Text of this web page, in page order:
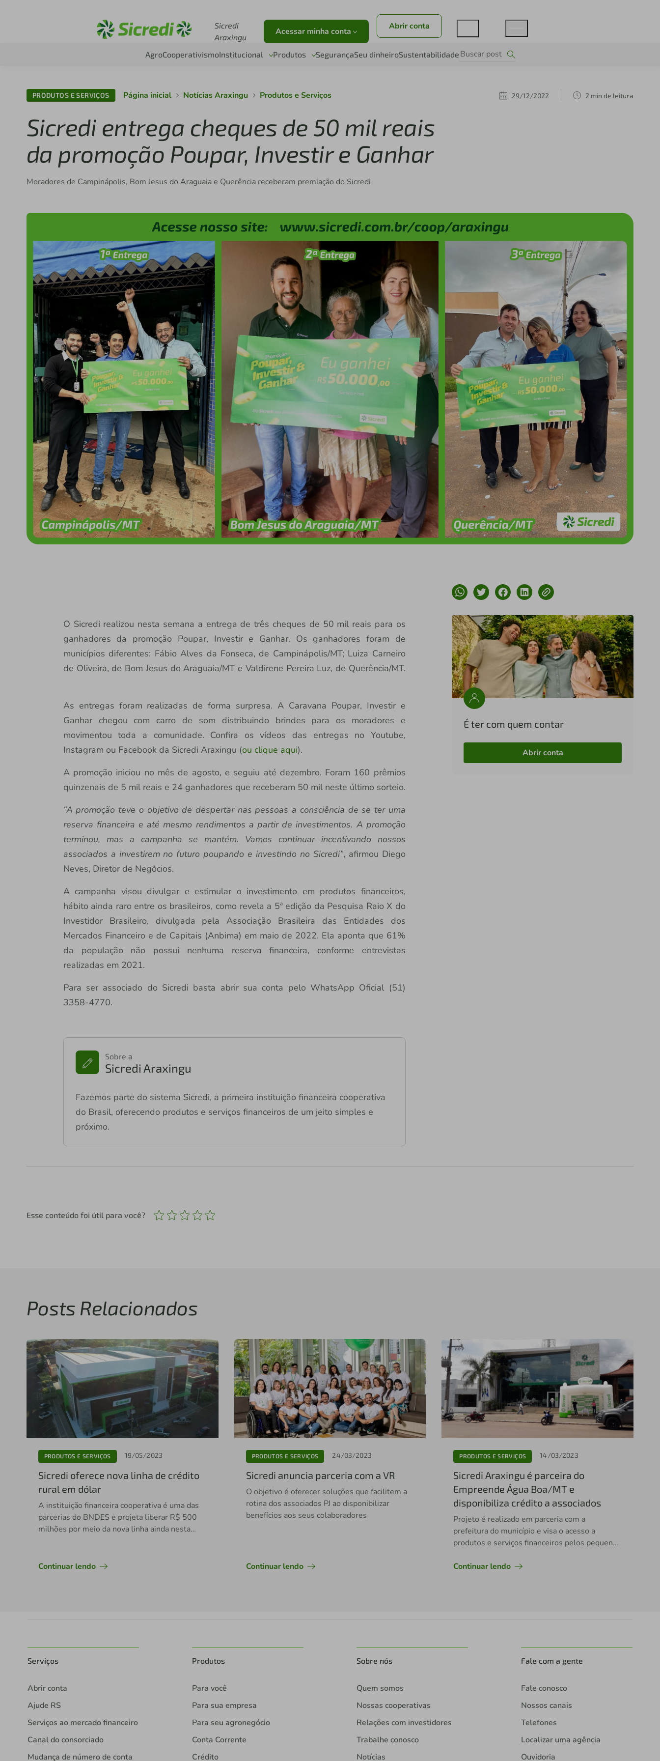
Sicredi
Araxingu
Acessar minha conta Abrir conta
AgroCooperativismoInstitucional Produtos SegurançaSeu dinheiroSustentabilidade
PRODUTOS E SERVIÇOS Página inicial Notícias Araxingu Produtos e Serviços 29/12/2022 2 min de leitura
Sicredi entrega cheques de 50 mil reais
da promoção Poupar, Investir e Ganhar
Moradores de Campinápolis, Bom Jesus do Araguaia e Querência receberam premiação do Sicredi
O Sicredi realizou nesta semana a entrega de três cheques de 50 mil reais para os
ganhadores da promoção Poupar, Investir e Ganhar. Os ganhadores foram de
municípios diferentes: Fábio Alves da Fonseca, de Campinápolis/MT; Luiza Carneiro
de Oliveira, de Bom Jesus do Araguaia/MT e Valdirene Pereira Luz, de Querência/MT.
As entregas foram realizadas de forma surpresa. A Caravana Poupar, Investir e
Ganhar chegou com carro de som distribuindo brindes para os moradores e
movimentou toda a comunidade. Confira os vídeos das entregas no Youtube,
Instagram ou Facebook da Sicredi Araxingu (ou clique aqui).
A promoção iniciou no mês de agosto, e seguiu até dezembro. Foram 160 prêmios
quinzenais de 5 mil reais e 24 ganhadores que receberam 50 mil neste último sorteio.
“A promoção teve o objetivo de despertar nas pessoas a consciência de se ter uma
reserva financeira e até mesmo rendimentos a partir de investimentos. A promoção
terminou, mas a campanha se mantém. Vamos continuar incentivando nossos
associados a investirem no futuro poupando e investindo no Sicredi”, afirmou Diego
Neves, Diretor de Negócios.
A campanha visou divulgar e estimular o investimento em produtos financeiros,
hábito ainda raro entre os brasileiros, como revela a 5ª edição da Pesquisa Raio X do
Investidor Brasileiro, divulgada pela Associação Brasileira das Entidades dos
Mercados Financeiro e de Capitais (Anbima) em maio de 2022. Ela aponta que 61%
da população não possui nenhuma reserva financeira, conforme entrevistas
realizadas em 2021.
Para ser associado do Sicredi basta abrir sua conta pelo WhatsApp Oficial (51)
3358-4770.
Sobre a
Sicredi Araxingu
Fazemos parte do sistema Sicredi, a primeira instituição financeira cooperativa
do Brasil, oferecendo produtos e serviços financeiros de um jeito simples e
próximo.
É ter com quem contar
Abrir conta
Esse conteúdo foi útil para você?
Posts Relacionados
PRODUTOS E SERVIÇOS 19/05/2023
Sicredi oferece nova linha de crédito
rural em dólar
A instituição financeira cooperativa é uma das
parcerias do BNDES e projeta liberar R$ 500
milhões por meio da nova linha ainda nesta
Continuar lendo
PRODUTOS E SERVIÇOS 24/03/2023
Sicredi anuncia parceria com a VR
O objetivo é oferecer soluções que facilitem a
rotina dos associados PJ ao disponibilizar
benefícios aos seus colaboradores
Continuar lendo
PRODUTOS E SERVIÇOS 14/03/2023
Sicredi Araxingu é parceira do
Empreende Água Boa/MT e
disponibiliza crédito a associados
Projeto é realizado em parceria com a
prefeitura do município e visa o acesso a
produtos e serviços financeiros pelos pequenos
Continuar lendo
Serviços
Abrir conta
Ajude RS
Serviços ao mercado financeiro
Canal do consorciado
Mudança de número de conta
Produtos
Para você
Para sua empresa
Para seu agronegócio
Conta Corrente
Crédito
Sobre nós
Quem somos
Nossas cooperativas
Relações com investidores
Trabalhe conosco
Notícias
Fale com a gente
Fale conosco
Nossos canais
Telefones
Localizar uma agência
Ouvidoria